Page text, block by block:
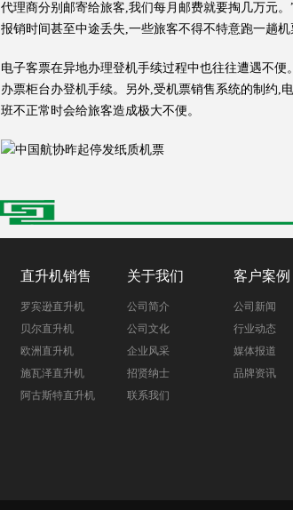
代理商分别邮寄给旅客,我们每月邮费就要掏几万元
报销时间甚至中途丢失,一些旅客不得不特意跑一趟
电子客票在异地办理登机手续过程中也往往遭遇不
办票柜台办登机手续。另外,受机票销售系统的制约,
班不正常时会给旅客造成极大不便。
直升机销售
罗宾逊直升机
贝尔直升机
欧洲直升机
施瓦泽直升机
阿古斯特直升机
关于我们
公司简介
公司文化
企业风采
招贤纳士
联系我们
客户案例
公司新闻
行业动态
媒体报道
品牌资讯